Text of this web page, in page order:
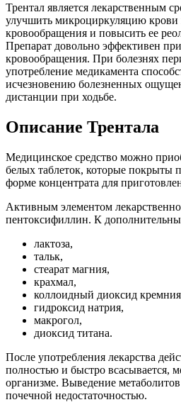
Трентал является лекарственным
улучшить микроциркуляцию крови
кровообращения и повысить ее
Препарат довольно эффективен
кровообращения. При болезнях
употребление медикамента
исчезновению болезненных
дистанции при ходьбе.
Описание Трентала
Медицинское средство можно
белых таблеток, которые покрыты
форме концентрата для
Активным элементом
пентоксифиллин. К
лактоза,
тальк,
стеарат магния,
крахмал,
коллоидный диоксид
гидроксид натрия,
макрогол,
диоксид титана.
После употребления лекарства
полностью и быстро всасывается,
организме. Выведение
почечной недостаточностью.